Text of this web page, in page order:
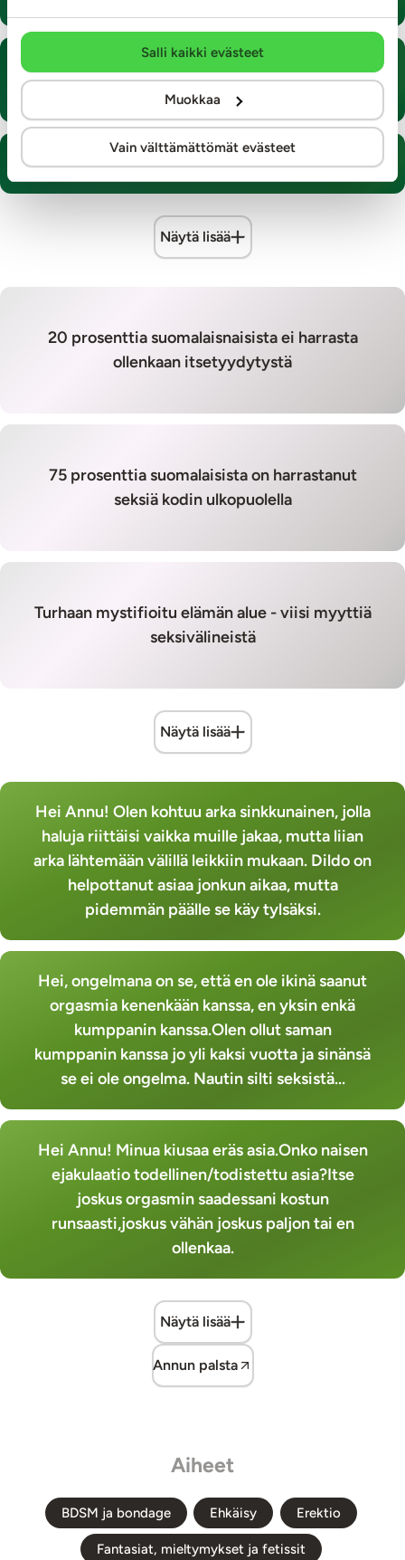
Salli kaikki evästeet
Muokkaa
Vain välttämättömät evästeet
kuukautissuoja
Ensimmäinen hieromasauva - ostajan opas
Näytä lisää
20 prosenttia suomalaisnaisista ei harrasta
ollenkaan itsetyydytystä
75 prosenttia suomalaisista on harrastanut
seksiä kodin ulkopuolella
Turhaan mystifioitu elämän alue - viisi myyttiä
seksivälineistä
Näytä lisää
Hei Annu! Olen kohtuu arka sinkkunainen, jolla
haluja riittäisi vaikka muille jakaa, mutta liian
arka lähtemään välillä leikkiin mukaan. Dildo on
helpottanut asiaa jonkun aikaa, mutta
pidemmän päälle se käy tylsäksi.
Hei, ongelmana on se, että en ole ikinä saanut
orgasmia kenenkään kanssa, en yksin enkä
kumppanin kanssa.Olen ollut saman
kumppanin kanssa jo yli kaksi vuotta ja sinänsä
se ei ole ongelma. Nautin silti seksistä...
Hei Annu! Minua kiusaa eräs asia.Onko naisen
ejakulaatio todellinen/todistettu asia?Itse
joskus orgasmin saadessani kostun
runsaasti,joskus vähän joskus paljon tai en
ollenkaa.
Näytä lisää
Annun palsta
Aiheet
BDSM ja bondage Ehkäisy Erektio
Fantasiat, mieltymykset ja fetissit